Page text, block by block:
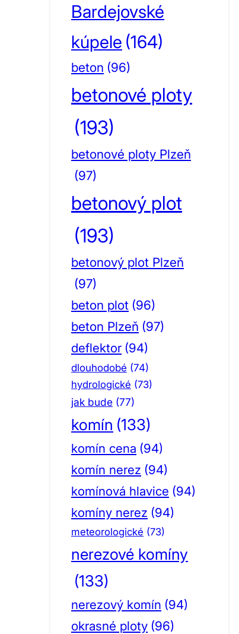
Bardejovské
kúpele (164)
beton (96)
betonové ploty
(193)
betonové ploty Plzeň
(97)
betonový plot
(193)
betonový plot Plzeň
(97)
beton plot (96)
beton Plzeň (97)
deflektor (94)
dlouhodobé (74)
hydrologické (73)
jak bude (77)
komín (133)
komín cena (94)
komín nerez (94)
komínová hlavice (94)
komíny nerez (94)
meteorologické (73)
nerezové komíny
(133)
nerezový komín (94)
okrasné ploty (96)